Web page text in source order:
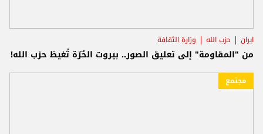
ايران حزب الله وزارة الثقافة
من "المقاومة" إلى تعليق الصور.. بيروت الحُرّة تُغيظ حزب الله!
مجتمع